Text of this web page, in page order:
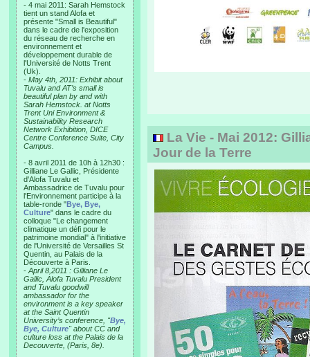
- 4 mai 2011: Sarah Hemstock
tient un stand Alofa et
présente "Small is Beautiful"
dans le cadre de l'exposition
du réseau de recherche en
environnement et
développement durable de
l'Université de Notts Trent
(Uk).
- May 4th, 2011: Exhibit about
Tuvalu and AT’s small is
beautiful plan by and with
Sarah Hemstock. at Notts
Trent Uni Environment &
Sustainability Research
Network Exhibition, DICE
Centre Conference Suite, City
Campus.
- 8 avril 2011 de 10h à 12h30 :
Gilliane Le Gallic, Présidente
d'Alofa Tuvalu et
Ambassadrice de Tuvalu pour
l'Environnement participe à la
table-ronde "Bye, Bye,
Culture" dans le cadre du
colloque "Le changement
climatique un défi pour le
patrimoine mondial" à l'initiative
de l'Université de Versailles St
Quentin, au Palais de la
Découverte à Paris.
- April 8,2011 : Gilliane Le
Gallic, Alofa Tuvalu President
and Tuvalu goodwill
ambassador for the
environment is a key speaker
at the Saint Quentin
University’s conference, "Bye,
Bye, Culture" about CC and
culture loss at the Palais de la
Decouverte, (Paris, 8e).
La Vie - Mai 2012:
Jour de la Terre